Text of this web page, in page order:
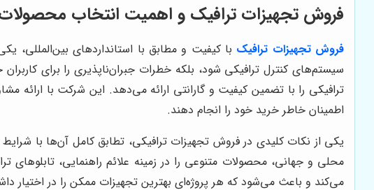
فروش تجهیزات ترافیک و اهمیت انتخاب محصولات
فروش تجهیزات ترافیک با کیفیت و مطابق با استانداردهای
سیستم‌های کنترل ترافیکی شود، بلکه خطرات جبران‌ناپذیری را برای
ترافیکی را با تضمین کیفیت و گارانتی ارائه می‌دهد. این شرکت با ارائه
اطمینان خاطر خرید خود را انجام دهند.
یکی از نکات کلیدی در فروش تجهیزات ترافیکی، تطابق کامل آن‌ها با
محلی و جهانی، محصولات متنوعی را در زمینه علائم راهنمایی،
می‌کند و باعث می‌شود که هر پروژه‌ای بهترین تجهیزات ممکن را در